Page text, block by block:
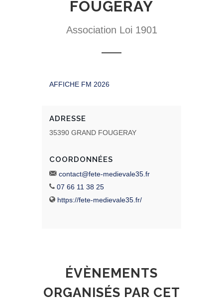
FOUGERAY
Association Loi 1901
AFFICHE FM 2026
ADRESSE
35390 GRAND FOUGERAY
COORDONNÉES
contact@fete-medievale35.fr
07 66 11 38 25
https://fete-medievale35.fr/
ÉVÈNEMENTS
ORGANISÉS PAR CET